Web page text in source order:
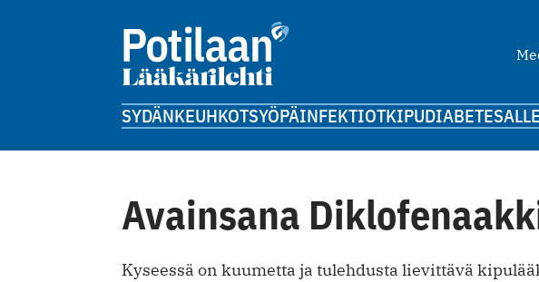
SYDÄNKEUHKOTSYÖPÄINFEKTIOTKIPUDIABETES
Avainsana
Kyseessä on kuumetta ja tulehdusta lievittävä